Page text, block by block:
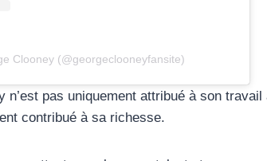
Clooney (@georgeclooneyfansite)
n’est pas uniquement attribué à son
contribué à sa richesse.